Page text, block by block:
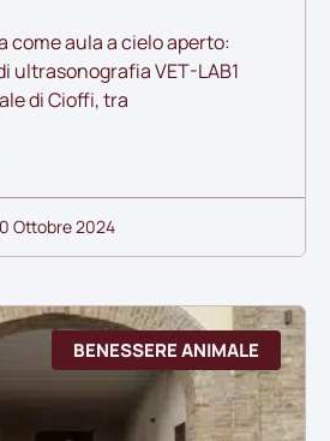
come aula a cielo aperto:
ultrasonografia VET-LAB1
di Cioffi, tra
Ottobre 2024
BENESSERE ANIMALE